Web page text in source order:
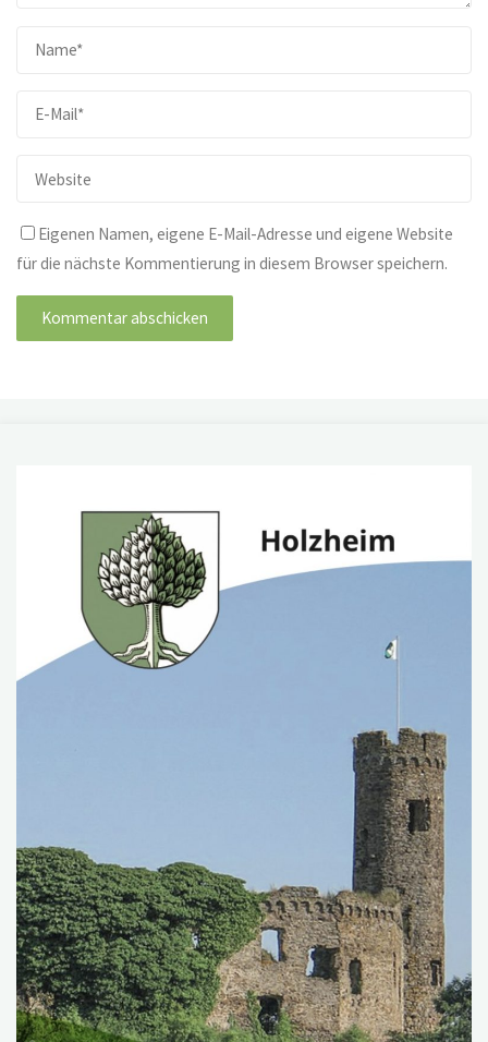
Eigenen Namen, eigene E-Mail-Adresse und eigene Website
für die nächste Kommentierung in diesem Browser speichern.